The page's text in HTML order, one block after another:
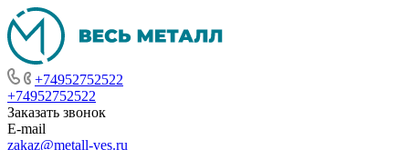
+74952752522
+74952752522
Заказать звонок
E-mail
zakaz@metall-ves.ru